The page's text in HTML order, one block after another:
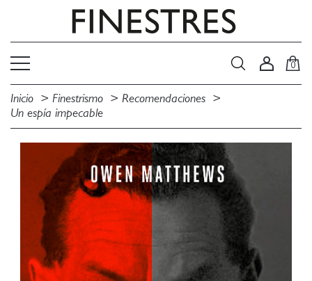
0
Inicio Finestrismo
Recomendaciones
Un espía impecable